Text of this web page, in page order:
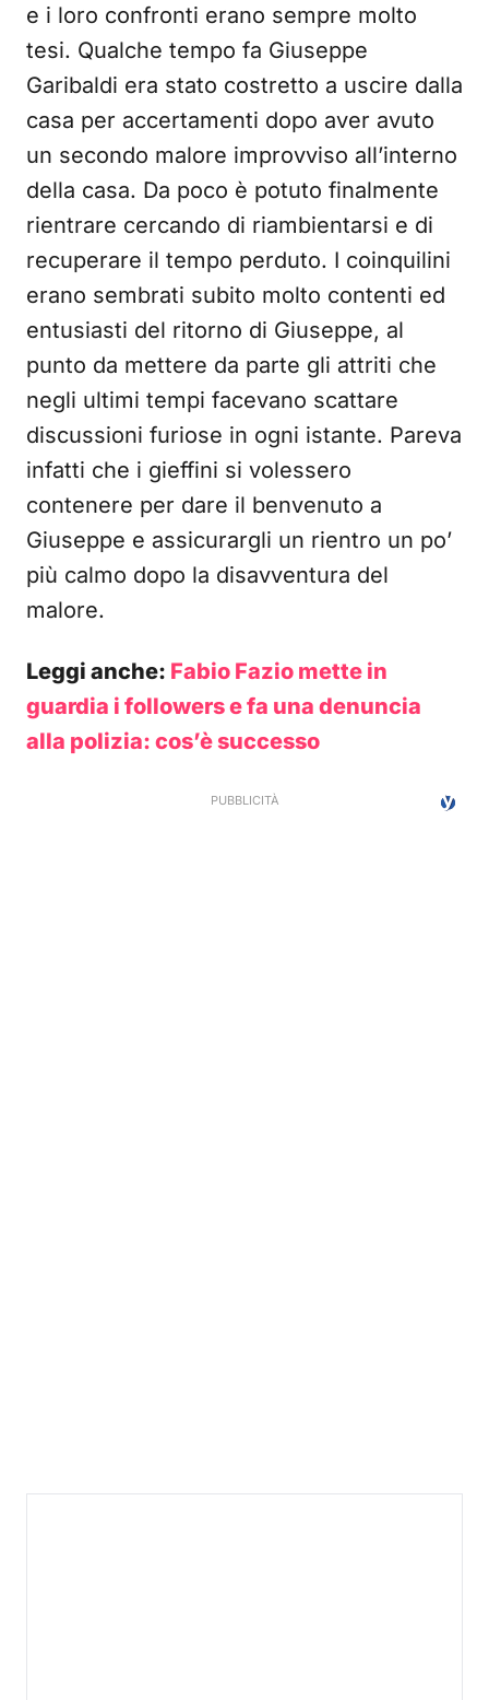
e i loro confronti erano sempre molto
tesi. Qualche tempo fa Giuseppe
Garibaldi era stato costretto a uscire dalla
casa per accertamenti dopo aver avuto
un secondo malore improvviso all’interno
della casa. Da poco è potuto finalmente
rientrare cercando di riambientarsi e di
recuperare il tempo perduto. I coinquilini
erano sembrati subito molto contenti ed
entusiasti del ritorno di Giuseppe, al
punto da mettere da parte gli attriti che
negli ultimi tempi facevano scattare
discussioni furiose in ogni istante. Pareva
infatti che i gieffini si volessero
contenere per dare il benvenuto a
Giuseppe e assicurargli un rientro un po’
più calmo dopo la disavventura del
malore.
Leggi anche: Fabio Fazio mette in
guardia i followers e fa una denuncia
alla polizia: cos’è successo